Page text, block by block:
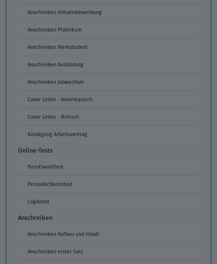
Anschreiben Initiativbewerbung
Anschreiben Praktikum
Anschreiben Werkstudent
Anschreiben Ausbildung
Anschreiben Jobwechsel
Cover Letter - Amerikanisch
Cover Letter - Britisch
Kündigung Arbeitsvertrag
Online-Tests
Berufswahltest
Persönlichkeitstest
Logiktest
Anschreiben
Anschreiben Aufbau und Inhalt
Anschreiben erster Satz